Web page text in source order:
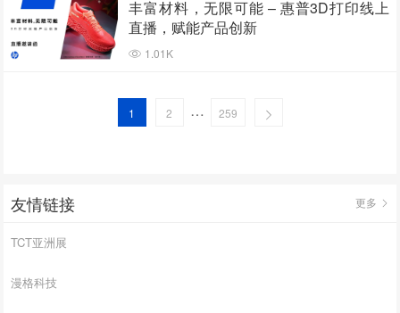
丰富材料，无限可能 – 惠普3D打印线上
直播，赋能产品创新
1.01K
1 2 … 259
友情链接 更多
TCT亚洲展
漫格科技